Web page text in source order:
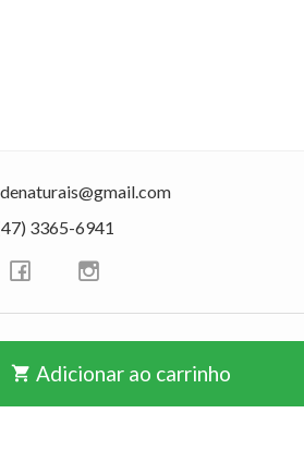
3365-6941
shopping_cart Adicionar ao carrinho